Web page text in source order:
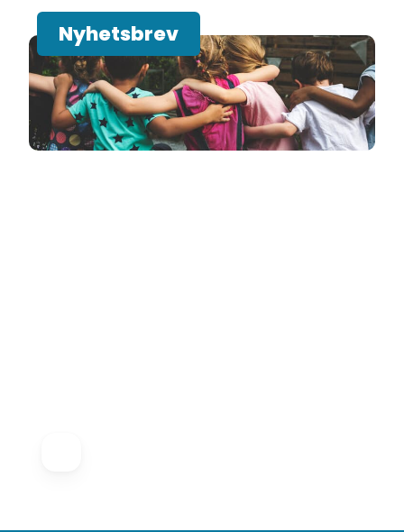
Nyhetsbrev